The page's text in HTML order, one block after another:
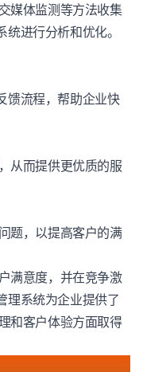
媒体监测等方法收集
统进行分析和优化。
馈流程，帮助企业快
从而提供更优质的服
题，以提高客户的满
满意度，并在竞争激
理系统为企业提供了
和客户体验方面取得